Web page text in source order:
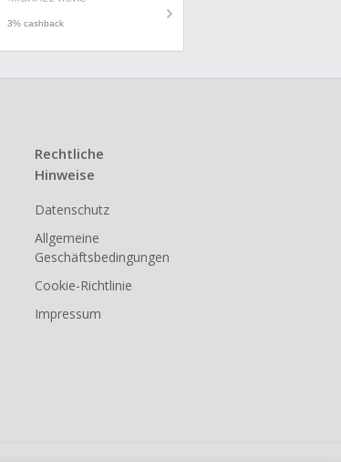
3% cashback
Rechtliche
Hinweise
Datenschutz
Allgemeine
Geschäftsbedingungen
Cookie-Richtlinie
Impressum